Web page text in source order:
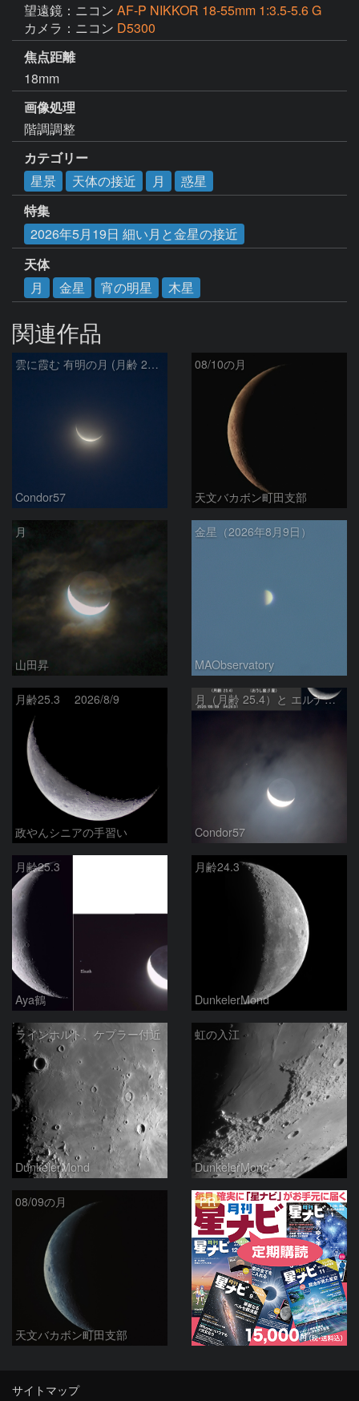
望遠鏡：ニコン AF-P NIKKOR 18-55mm 1:3.5-5.6 G
カメラ：ニコン D5300
焦点距離
18mm
画像処理
階調調整
カテゴリー
星景
天体の接近 月
惑星
特集
2026年5月19日 細い月と金星の接近
天体
月
金星 宵の明星 木星
関連作品
雲に霞む 有明の月 (月齢 26.4)
Condor57
08/10の月
天文バカボン町田支部
月
山田昇
金星（2026年8月9日）
MAObservatory
月齢25.3 2026/8/9
政やんシニアの手習い
月（月齢 25.4）と エルナト（おうし座β星）
Condor57
月齢25.3
Aya鶴
月齢24.3
DunkelerMond
ラインホルト、ケプラー付近
DunkelerMond
虹の入江
DunkelerMond
08/09の月
天文バカボン町田支部
PR
サイトマップ